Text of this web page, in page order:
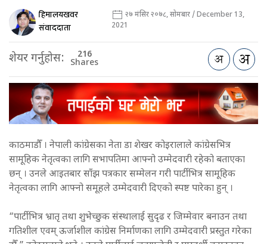
हिमालयखवर
संवाददाता
२७ मंसिर २०७८, सोमबार / December 13,
2021
शेयर गर्नुहोस: 216
Shares
काठमाडौँ । नेपाली कांग्रेसका नेता डा शेखर कोइरालाले कांग्रेसभित्र
सामूहिक नेतृत्वका लागि सभापतिमा आफ्नो उम्मेदवारी रहेको बताएका
छन् । उनले आइतबार साँझ पत्रकार सम्मेलन गरी पार्टीभित्र सामूहिक
नेतृत्वका लागि आफ्नो समूहले उम्मेदवारी दिएको स्पष्ट पारेका हुन् ।
“पार्टीभित्र भ्रातृ तथा शुभेच्छुक संस्थालाई सुदृढ र जिम्मेवार बनाउन तथा
गतिशील एवम् ऊर्जाशील कांग्रेस निर्माणका लागि उम्मेदवारी प्रस्तुत गरेका